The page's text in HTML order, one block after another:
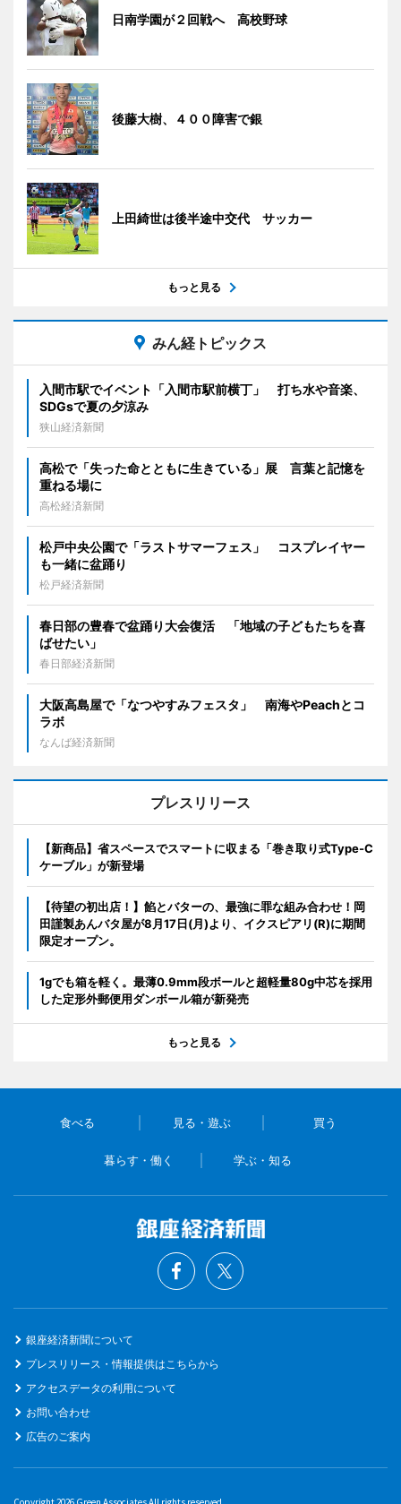
日南学園が２回戦へ 高校野球
後藤大樹、４００障害で銀
上田綺世は後半途中交代 サッカー
もっと見る
みん経トピックス
入間市駅でイベント「入間市駅前横丁」 打ち水や音楽、
SDGsで夏の夕涼み
狭山経済新聞
高松で「失った命とともに生きている」展 言葉と記憶を
重ねる場に
高松経済新聞
松戸中央公園で「ラストサマーフェス」 コスプレイヤー
も一緒に盆踊り
松戸経済新聞
春日部の豊春で盆踊り大会復活 「地域の子どもたちを喜
ばせたい」
春日部経済新聞
大阪高島屋で「なつやすみフェスタ」 南海やPeachとコ
ラボ
なんば経済新聞
プレスリリース
【新商品】省スペースでスマートに収まる「巻き取り式Type-C
ケーブル」が新登場
【待望の初出店！】餡とバターの、最強に罪な組み合わせ！岡
田謹製あんバタ屋が8月17日(月)より、イクスピアリ(R)に期間
限定オープン。
1gでも箱を軽く。最薄0.9mm段ボールと超軽量80g中芯を採用
した定形外郵便用ダンボール箱が新発売
もっと見る
食べる 見る・遊ぶ 買う
暮らす・働く 学ぶ・知る
銀座経済新聞について
プレスリリース・情報提供はこちらから
アクセスデータの利用について
お問い合わせ
広告のご案内